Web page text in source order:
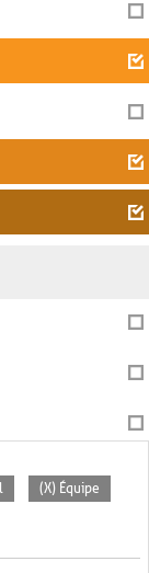
(X) Équipe